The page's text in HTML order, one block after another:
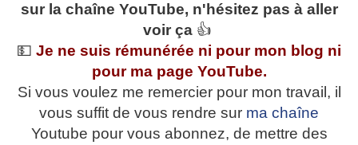
sur la chaîne YouTube, n'hésitez pas à aller
voir ça👍
💵 Je ne suis rémunérée ni pour mon blog ni
pour ma page YouTube.
Si vous voulez me remercier pour mon travail, il
vous suffit de vous rendre sur ma chaîne
Youtube pour vous abonnez, de mettre des